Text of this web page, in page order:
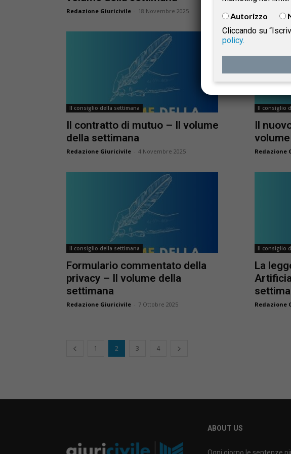
Redazione Giuricivile 18 Novembre 2025 Redazione
Il consiglio della settimana
Il contratto di mutuo – Il volume
della settimana
Redazione Giuricivile 4 Novembre 2025
Il consiglio
Il
Redazione
Il consiglio della settimana
Formulario commentato della
privacy – Il volume della
settimana
Redazione Giuricivile 7 Ottobre 2025
Il consiglio
La
Redazione
1 2 3 4
ABOUT US
Autorizzo
Cliccando su
policy.